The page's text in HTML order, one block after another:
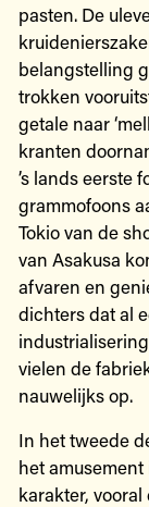
pasten. De
belangstelling
trokken
getale naar
kranten
’s lands eerste
grammofoons
Tokio van de
van Asakusa
afvaren en
dichters dat al
vielen de
nauwelijks op.
In het tweede
het
karakter,